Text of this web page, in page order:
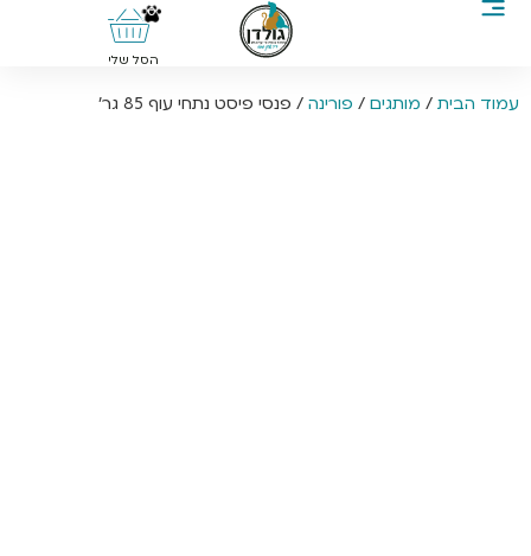
0
הסל שלי
עמוד הבית / מותגים / פורינה / פנסי פיסט נתחי עוף 85 גר’